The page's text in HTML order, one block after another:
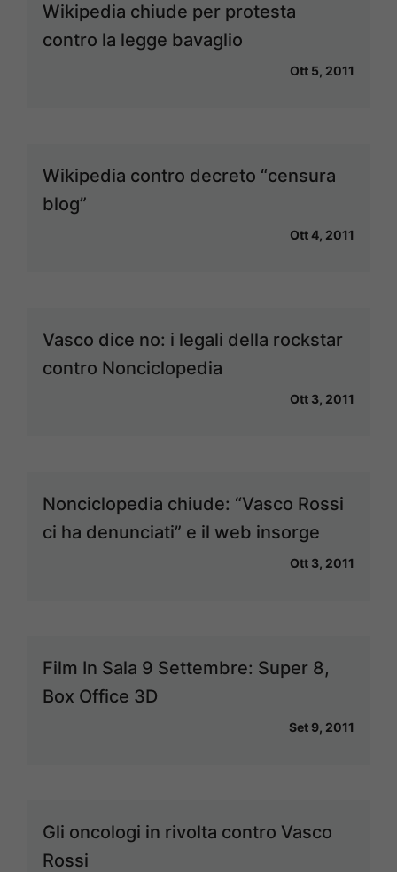
Wikipedia chiude per protesta
contro la legge bavaglio
Ott 5, 2011
Wikipedia contro decreto “censura
blog”
Ott 4, 2011
Vasco dice no: i legali della rockstar
contro Nonciclopedia
Ott 3, 2011
Nonciclopedia chiude: “Vasco Rossi
ci ha denunciati” e il web insorge
Ott 3, 2011
Film In Sala 9 Settembre: Super 8,
Box Office 3D
Set 9, 2011
Gli oncologi in rivolta contro Vasco
Rossi